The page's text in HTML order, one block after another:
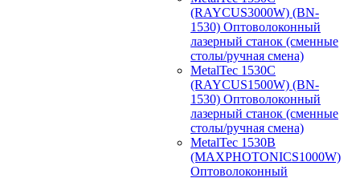
(RAYCUS3000W) (BN-
1530) Оптоволоконный
лазерный станок (сменные
столы/ручная смена)
MetalTec 1530С
(RAYCUS1500W) (BN-
1530) Оптоволоконный
лазерный станок (сменные
столы/ручная смена)
MetalTec 1530B
(MAXPHOTONICS1000W)
Оптоволоконный